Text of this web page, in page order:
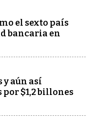
el sexto país
bancaria en
y aún así
$1,2 billones